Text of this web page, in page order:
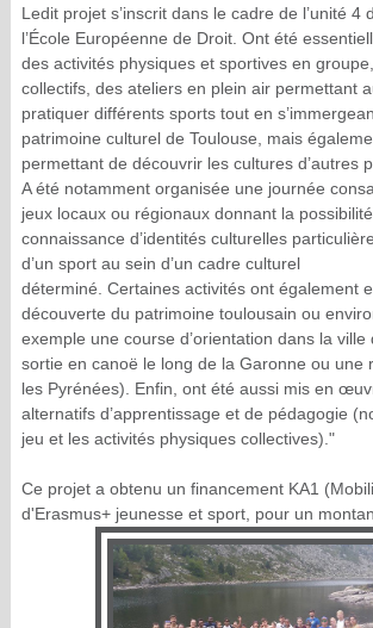
Ledit projet s’inscrit dans le cadre de l’unité 4
l’École Européenne de Droit. Ont été
des activités physiques et sportives en
collectifs, des ateliers en plein air permettant
pratiquer différents sports tout en
patrimoine culturel de Toulouse, mais
permettant de découvrir les cultures d’autres
A été notamment organisée une journée
jeux locaux ou régionaux donnant la possibilité
connaissance d’identités culturelles
d’un sport au sein d’un cadre culturel
déterminé. Certaines activités ont également
découverte du patrimoine toulousain ou
exemple une course d’orientation dans la ville
sortie en canoë le long de la Garonne ou une
les Pyrénées). Enfin, ont été aussi mis en
alternatifs d’apprentissage et de pédagogie
jeu et les activités physiques collectives)."
Ce projet a obtenu un financement KA1
d'Erasmus+ jeunesse et sport, pour un